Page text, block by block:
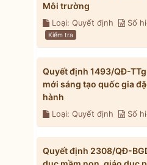
Môi trường
Loại: Quyết định Số
Kiểm tra
Quyết định 1493/QĐ-
mới sáng tạo quốc gia
hành
Loại: Quyết định Số
Quyết định 2308/QĐ-